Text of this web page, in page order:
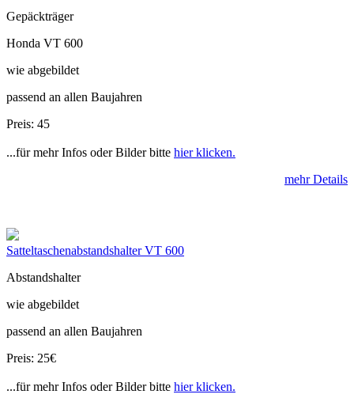
Gepäckträger
Honda VT 600
wie abgebildet
passend an allen Baujahren
Preis: 45
...für mehr Infos oder Bilder bitte hier klicken.
mehr Details
Satteltaschenabstandshalter VT 600
Abstandshalter
wie abgebildet
passend an allen Baujahren
Preis: 25€
...für mehr Infos oder Bilder bitte hier klicken.